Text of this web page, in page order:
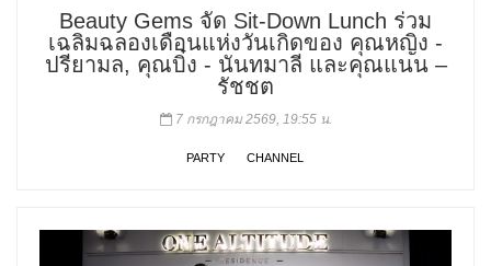
Beauty Gems จัด Sit-Down Lunch ร่วม
เฉลิมฉลองเดือนแห่งวันเกิดของ คุณหญิง -
ปรียามล, คุณบิ๋ง - นันทมาลี และคุณแนน –
รัชชต
7 กรกฎาคม 2569, 19:55 น.
PARTY CHANNEL